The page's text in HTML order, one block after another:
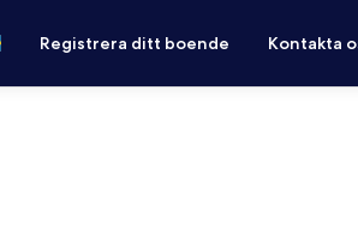
Registrera ditt boende Kontakta